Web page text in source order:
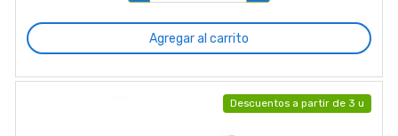
Agregar al carrito
Descuentos a partir de 3 u